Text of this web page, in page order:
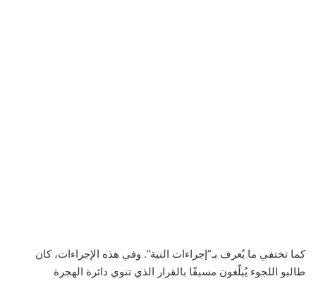
كما تختفي ما يُعرف بـ”إجراءات النية”. وفي هذه الإجراءات، كان
طالبو اللجوء يُبلّغون مسبقًا بالقرار الذي تنوي دائرة الهجرة